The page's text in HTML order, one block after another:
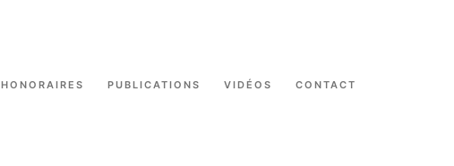
HONORAIRES PUBLICATIONS VIDÉOS CONTACT